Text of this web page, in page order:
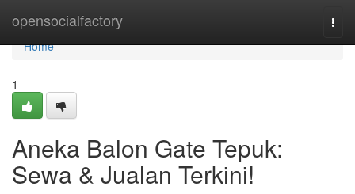
opensocialfactory
Home
Home
1
Aneka Balon Gate Tepuk:
Sewa & Jualan Terkini!